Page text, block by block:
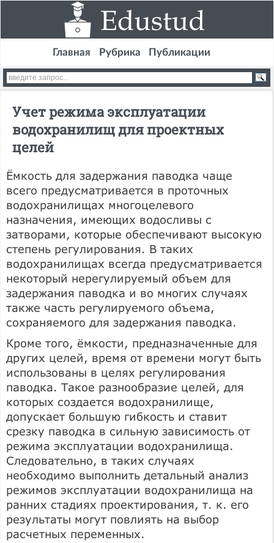
Главная Рубрика Публикации
Учет режима эксплуатации
водохранилищ для проектных
целей
Ёмкость для задержания паводка чаще
всего предусматривается в проточных
водохранилищах многоцелевого
назначения, имеющих водосливы с
затворами, которые обеспечивают высокую
степень регулирования. В таких
водохранилищах всегда предусматривается
некоторый нерегулируемый объем для
задержания паводка и во многих случаях
также часть регулируемого объема,
сохраняемого для задержания паводка.
Кроме того, ёмкости, предназначенные для
других целей, время от времени могут быть
использованы в целях регулирования
паводка. Такое разнообразие целей, для
которых создается водохранилище,
допускает большую гибкость и ставит
срезку паводка в сильную зависимость от
режима эксплуатации водохранилища.
Следовательно, в таких случаях
необходимо выполнить детальный анализ
режимов эксплуатации водохранилища на
ранних стадиях проектирования, т. к. его
результаты могут повлиять на выбор
расчетных переменных.